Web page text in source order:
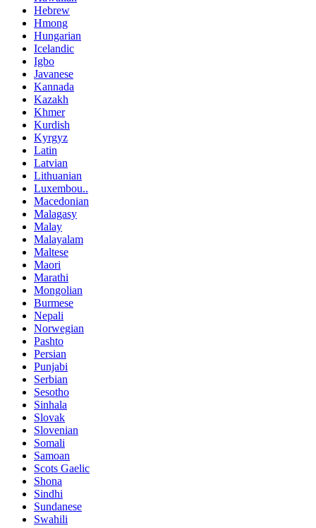
Hebrew
Hmong
Hungarian
Icelandic
Igbo
Javanese
Kannada
Kazakh
Khmer
Kurdish
Kyrgyz
Latin
Latvian
Lithuanian
Luxembou..
Macedonian
Malagasy
Malay
Malayalam
Maltese
Maori
Marathi
Mongolian
Burmese
Nepali
Norwegian
Pashto
Persian
Punjabi
Serbian
Sesotho
Sinhala
Slovak
Slovenian
Somali
Samoan
Scots Gaelic
Shona
Sindhi
Sundanese
Swahili